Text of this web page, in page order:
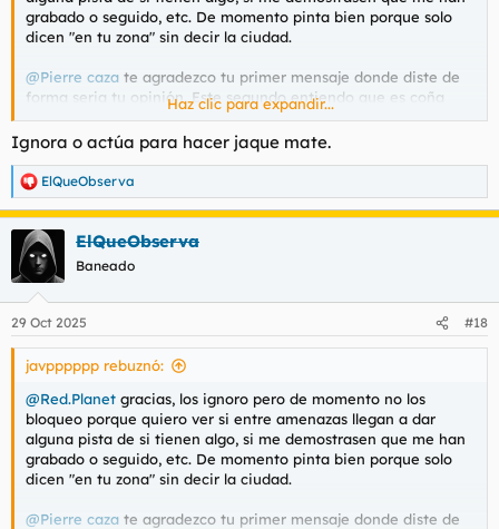
me ficharon la matrícula o me siguieron hasta casa entonces
puede que esto no esté terminado. No sé qué es más probable
Agradezco cualquier opinión
grabado o seguido, etc. De momento pinta bien porque solo
dicen "en tu zona" sin decir la ciudad.
@Pierre caza te agradezco tu primer mensaje donde diste de
forma seria tu opinión. Este segundo entiendo que es coña
porque no le encuentro el nexo. Obviamente me metí en esto
yo solo, pero no es un momento cómodo para coñas, gracias
tío.
Haz clic para expandir...
Ignora o actúa para hacer jaque mate.
R
e
a
c
c
i
e
s
ElQueObserva
ElQueObserva
Baneado
29 Oct 2025 #18
javpppppp rebuznó:
@Red.Planet gracias, los ignoro pero de momento no los
bloqueo porque quiero ver si entre amenazas llegan a dar
alguna pista de si tienen algo, si me demostrasen que me han
grabado o seguido, etc. De momento pinta bien porque solo
dicen "en tu zona" sin decir la ciudad.
@Pierre caza te agradezco tu primer mensaje donde diste de